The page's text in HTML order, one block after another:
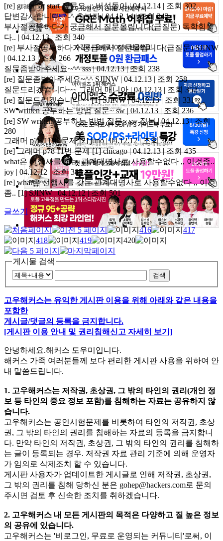
[re] grammar start 질문요..;;버섯돌이 | 04.12.14 | 조회 302
답변감사합니다. ^-^초보자 | 04.12.14 | 조회 242
부사절공부하다가 궁금해서 질문올립니다(급질문) 독학힘들
다.. | 04.12.13 | 조회 340
[re] 부사절공부하다가 궁금해서 질문올립니다(급질문)SJINW
| 04.12.13 | 조회 266
질문좀받아주세요~^^sss | 04.12.13 | 조회 238
[re] 질문좀받아주세요~^^ SJINW | 04.12.13 | 조회 258
질문드리겠습니다~~ 그래머 매니아 | 04.12.13 | 조회 352
[re] 질문드리겠습니다~~[1] SJINW | 04.12.13 | 조회 331
SW written 공부하는 방법 질문~sw | 04.12.13 | 조회 236
[re] SW written 공부하는 방법 질문~sw 정복 | 04.12.13 | 조회
280
그래머 p78 11번 문제[2] juno | 04.12.12 | 조회 309
[re] 그래머 p78 11번 문제[1] chicago | 04.12.13 | 조회 435
what은 선행사를 갖는 관계대명사로 사용할수없다 ,, 이것좀..
joy | 04.12.12 | 조회 385
[re] what은 선행사를 갖는 관계대명사로 사용할수없다 ,, 이것
좀.. [1] SJINW | 04.12.12 | 조회 501
글쓰기
416
417
418
419 420
게시물 검색
검색
고우해커스는 유익한 게시판 이용을 위해 아래와 같은 내용을
포함한
게시글/댓글의 등록을 금지합니다.
[게시판 이용 안내 및 권리침해신고 자세히 보기]
안녕하세요.해커스 도우미입니다.
해커스 가족 여러분들께 보다 편리한 게시판 사용을 위하여 안
내 말씀드립니다.
1. 고우해커스는 저작권, 초상권, 그 밖의 타인의 권리(개인 정
보 등 타인의 중요 정보 포함)를 침해하는 자료는 공유하지 않
습니다.
고우해커스는 공인시험문제를 비롯하여 타인의 저작권, 초상
권, 그 밖의 타인의 권리를 침해하는 자료의 등록을 금지합니
다. 만약 타인의 저작권, 초상권, 그 밖의 타인의 권리를 침해하
는 글이 등록되는 경우. 저작권 자료 관리 기준에 의해 운영자
가 임의로 삭제조치 할 수 있습니다.
게시판 사용자가 업데이트한 게시글로 인해 저작권, 초상권,
그 밖의 권리를 침해 당하신 분은 gohep@hackers.com로 문의
주시면 검토 후 신속한 조치를 취하겠습니다.
2. 고우해커스 내 모든 게시판의 목적은 다양하고 질 높은 정보
의 공유에 있습니다.
고우해커스는 '비로그인, 무료로 운영되는 커뮤니티'로써, 이